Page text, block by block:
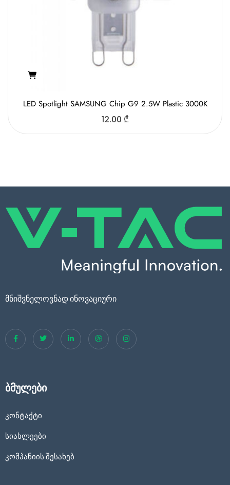
LED Spotlight SAMSUNG Chip G9 2.5W Plastic 3000K
12.00 ₾
მნიშვნელოვნად ინოვაციური
ბმულები
კონტაქტი
სიახლეები
კომპანიის შესახებ